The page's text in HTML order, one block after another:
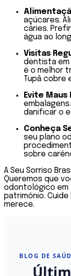
açúcares.
cáries.
água ao
Visitas
dentista em
é o melhor
Tupã cobre
Evite
danificar o
Conheça
seu plano
sobre
A Seu Sorriso
Queremos que
odontológico em
patrimônio.
merece.
BLOG DE